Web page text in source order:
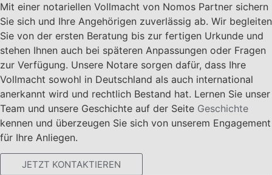
Mit einer notariellen Vollmacht von Nomos Partner sichern
Sie sich und Ihre Angehörigen zuverlässig ab. Wir begleiten
Sie von der ersten Beratung bis zur fertigen Urkunde und
stehen Ihnen auch bei späteren Anpassungen oder Fragen
zur Verfügung. Unsere Notare sorgen dafür, dass Ihre
Vollmacht sowohl in Deutschland als auch international
anerkannt wird und rechtlich Bestand hat. Lernen Sie unser
Team und unsere Geschichte auf der Seite Geschichte
kennen und überzeugen Sie sich von unserem Engagement
für Ihre Anliegen.
JETZT KONTAKTIEREN